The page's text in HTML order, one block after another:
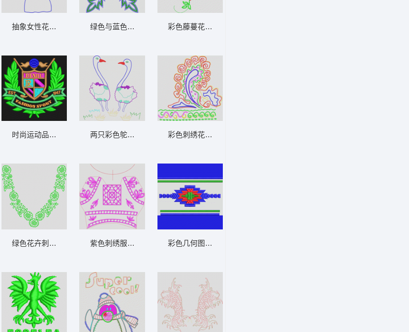
图 单针人像字母
冠马章仔
抽象花
抽象女性花卉图案 美女抽象
时尚运动品牌徽章 麦穗字母章仔
绿色花卉刺绣领口设计 包针小菊花领
绿色与蓝色交织的对称图案 菱角抽象叶
两只彩色鸵鸟刺绣图案 天鹅
紫色刺绣服装设计图 方形前中
彩色藤蔓花卉刺绣图案 简单花
彩色刺绣花纹图案 包针云朵抽象
彩色几何图案刺绣设计 简单包针分割